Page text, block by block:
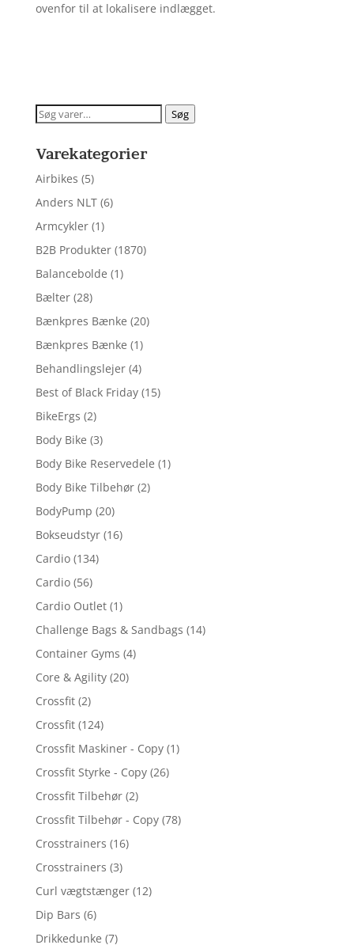
ovenfor til at lokalisere indlægget.
Søg
Søg
Varekategorier
Airbikes (5)
Anders NLT (6)
Armcykler (1)
B2B Produkter (1870)
Balancebolde (1)
Bælter (28)
Bænkpres Bænke (20)
Bænkpres Bænke (1)
Behandlingslejer (4)
Best of Black Friday (15)
BikeErgs (2)
Body Bike (3)
Body Bike Reservedele (1)
Body Bike Tilbehør (2)
BodyPump (20)
Bokseudstyr (16)
Cardio (134)
Cardio (56)
Cardio Outlet (1)
Challenge Bags & Sandbags (14)
Container Gyms (4)
Core & Agility (20)
Crossfit (2)
Crossfit (124)
Crossfit Maskiner - Copy (1)
Crossfit Styrke - Copy (26)
Crossfit Tilbehør (2)
Crossfit Tilbehør - Copy (78)
Crosstrainers (16)
Crosstrainers (3)
Curl vægtstænger (12)
Dip Bars (6)
Drikkedunke (7)